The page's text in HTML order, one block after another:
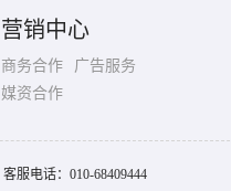
营销中心
商务合作
广告服务
媒资合作
客服电话： 010-68409444